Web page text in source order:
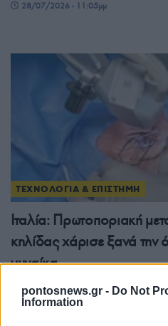
pontosnews.gr - Do Not
Information
28/07/2026 - 11:05μμ
ΤΕΧΝΟΛΟΓΙΑ & ΕΠΙΣΤΗΜΗ
Ιταλία: Πρωτοποριακή
κηλίδας χάρισε ξανά
γυναίκα